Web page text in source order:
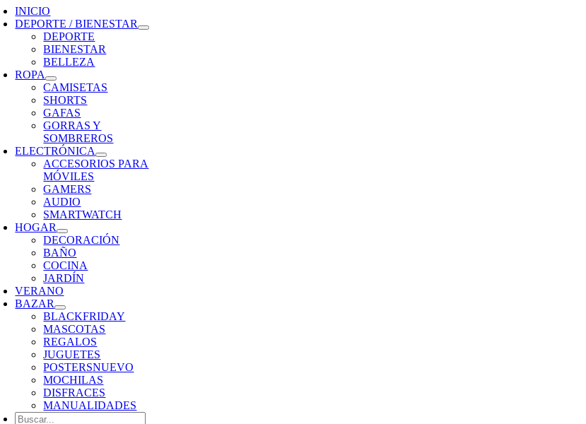
INICIO
DEPORTE / BIENESTAR
DEPORTE
BIENESTAR
BELLEZA
ROPA
CAMISETAS
SHORTS
GAFAS
GORRAS Y
SOMBREROS
ELECTRÓNICA
ACCESORIOS PARA
MÓVILES
GAMERS
AUDIO
SMARTWATCH
HOGAR
DECORACIÓN
BAÑO
COCINA
JARDÍN
VERANO
BAZAR
BLACKFRIDAY
MASCOTAS
REGALOS
JUGUETES
POSTERSNUEVO
MOCHILAS
DISFRACES
MANUALIDADES
Buscar: